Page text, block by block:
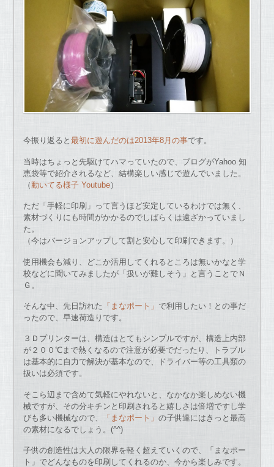
今振り返ると最初に遊んだのは2013年8月の事です。
当時はちょっと先駆けてハマっていたので、ブログがYahoo 知
恵袋等で紹介されるなど、結構楽しい感じで遊んでいました。
（動いてる様子 Youtube）
ただ「手軽に印刷」って言うほど安定しているわけでは無く、
素材づくりにも時間がかかるのでしばらくは遠ざかっていまし
た。
（今はバージョンアップして割と安心して印刷できます。）
使用機会も減り、どこか活用してくれるところは無いかなと学
校などに聞いてみましたが「扱いが難しそう」と言うことでＮ
Ｇ。
そんな中、先日訪れた 「まなポート」 で利用したい！との事だ
ったので、早速荷造りです。
３Ｄプリンターは、構造はとてもシンプルですが、構造上内部
が２００℃まで熱くなるので注意が必要でだったり、トラブル
は基本的に自力で解決が基本なので、ドライバー等の工具類の
扱いは必須です。
そこら辺まで含めて気軽にやれないと、なかなか楽しめない機
械ですが、その分キチンと印刷されると嬉しさは倍増ですし学
びも多い機械なので、
「まなポート」の子供達にはきっと最高
の素材になるでしょう。(^^)
子供の創造性は大人の限界を軽く超えていくので、「まなポー
ト」でどんなものを印刷してくれるのか、今から楽しみです。